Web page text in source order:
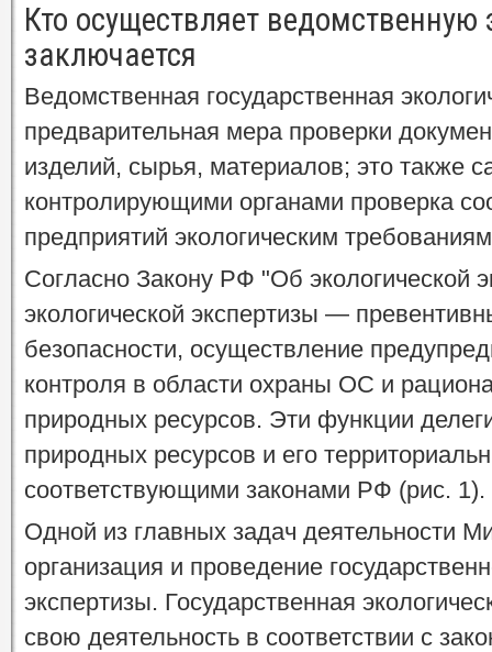
Кто осуществляет ведомственную
заключается
Ведомственная государственная
предварительная мера проверки
изделий, сырья, материалов; это также
контролирующими органами проверка
предприятий экологическим
Согласно Закону РФ "Об экологической
экологической экспертизы —
безопасности, осуществление
контроля в области охраны ОС и
природных ресурсов. Эти функции
природных ресурсов и его
соответствующими законами РФ (рис. 1).
Одной из главных задач деятельности
организация и проведение
экспертизы. Государственная
свою деятельность в соответствии с